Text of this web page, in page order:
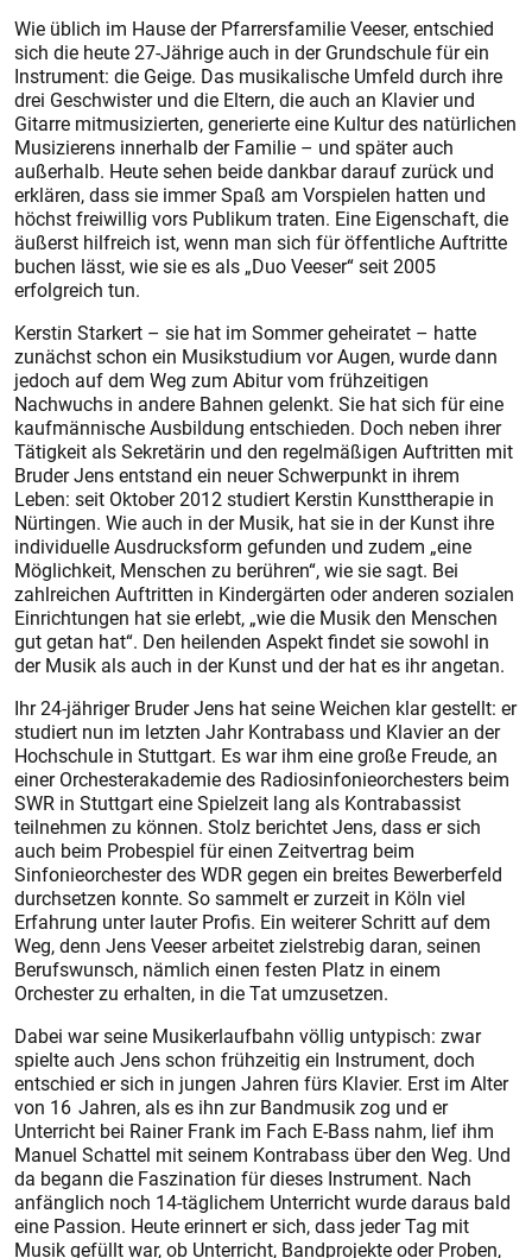
Wie üblich im Hause der Pfarrersfamilie Veeser, entschied
sich die heute 27-Jährige auch in der Grundschule für ein
Instrument: die Geige. Das musikalische Umfeld durch ihre
drei Geschwister und die Eltern, die auch an Klavier und
Gitarre mitmusizierten, generierte eine Kultur des natürlichen
Musizierens innerhalb der Familie – und später auch
außerhalb. Heute sehen beide dankbar darauf zurück und
erklären, dass sie immer Spaß am Vorspielen hatten und
höchst freiwillig vors Publikum traten. Eine Eigenschaft, die
äußerst hilfreich ist, wenn man sich für öffentliche Auftritte
buchen lässt, wie sie es als „Duo Veeser“ seit 2005
erfolgreich tun.
Kerstin Starkert – sie hat im Sommer geheiratet – hatte
zunächst schon ein Musikstudium vor Augen, wurde dann
jedoch auf dem Weg zum Abitur vom frühzeitigen
Nachwuchs in andere Bahnen gelenkt. Sie hat sich für eine
kaufmännische Ausbildung entschieden. Doch neben ihrer
Tätigkeit als Sekretärin und den regelmäßigen Auftritten mit
Bruder Jens entstand ein neuer Schwerpunkt in ihrem
Leben: seit Oktober 2012 studiert Kerstin Kunsttherapie in
Nürtingen. Wie auch in der Musik, hat sie in der Kunst ihre
individuelle Ausdrucksform gefunden und zudem „eine
Möglichkeit, Menschen zu berühren“, wie sie sagt. Bei
zahlreichen Auftritten in Kindergärten oder anderen sozialen
Einrichtungen hat sie erlebt, „wie die Musik den Menschen
gut getan hat“. Den heilenden Aspekt findet sie sowohl in
der Musik als auch in der Kunst und der hat es ihr angetan.
Ihr 24-jähriger Bruder Jens hat seine Weichen klar gestellt: er
studiert nun im letzten Jahr Kontrabass und Klavier an der
Hochschule in Stuttgart. Es war ihm eine große Freude, an
einer Orchesterakademie des Radiosinfonieorchesters beim
SWR in Stuttgart eine Spielzeit lang als Kontrabassist
teilnehmen zu können. Stolz berichtet Jens, dass er sich
auch beim Probespiel für einen Zeitvertrag beim
Sinfonieorchester des WDR gegen ein breites Bewerberfeld
durchsetzen konnte. So sammelt er zurzeit in Köln viel
Erfahrung unter lauter Profis. Ein weiterer Schritt auf dem
Weg, denn Jens Veeser arbeitet zielstrebig daran, seinen
Berufswunsch, nämlich einen festen Platz in einem
Orchester zu erhalten, in die Tat umzusetzen.
Dabei war seine Musikerlaufbahn völlig untypisch: zwar
spielte auch Jens schon frühzeitig ein Instrument, doch
entschied er sich in jungen Jahren fürs Klavier. Erst im Alter
von 16 Jahren, als es ihn zur Bandmusik zog und er
Unterricht bei Rainer Frank im Fach E-Bass nahm, lief ihm
Manuel Schattel mit seinem Kontrabass über den Weg. Und
da begann die Faszination für dieses Instrument. Nach
anfänglich noch 14-täglichem Unterricht wurde daraus bald
eine Passion. Heute erinnert er sich, dass jeder Tag mit
Musik gefüllt war, ob Unterricht, Bandprojekte oder Proben,